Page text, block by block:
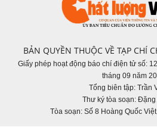
BẢN QUYỀN THUỘC VỀ TẠP CHÍ
Giấy phép hoạt động báo chí điện tử số:
tháng 09 năm
Tổng biên tập: Trần
Thư ký tòa soạn:
Tòa soạn: Số 8 Hoàng Quốc